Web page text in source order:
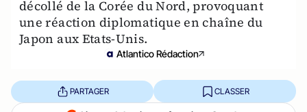
décollé de la Corée du Nord, provoquant
une réaction diplomatique en chaîne du
Japon aux Etats-Unis.
Atlantico Rédaction
PARTAGER CLASSER